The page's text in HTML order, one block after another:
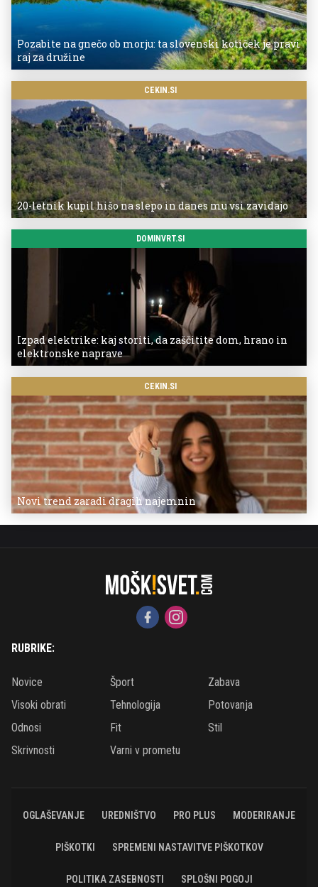
Pozabite na gnečo ob morju: ta slovenski kotiček je pravi
raj za družine
CEKIN.SI
20-letnik kupil hišo na slepo in danes mu vsi zavidajo
DOMINVRT.SI
Izpad elektrike: kaj storiti, da zaščitite dom, hrano in
elektronske naprave
CEKIN.SI
Novi trend zaradi dragih najemnin
RUBRIKE:
Novice Šport
Zabava
Visoki obrati
Tehnologija
Potovanja
Odnosi
Fit
Stil
Skrivnosti
Varni v prometu
OGLAŠEVANJE UREDNIŠTVO PRO PLUS MODERIRANJE
PIŠKOTKI SPREMENI NASTAVITVE PIŠKOTKOV
POLITIKA ZASEBNOSTI SPLOŠNI POGOJI